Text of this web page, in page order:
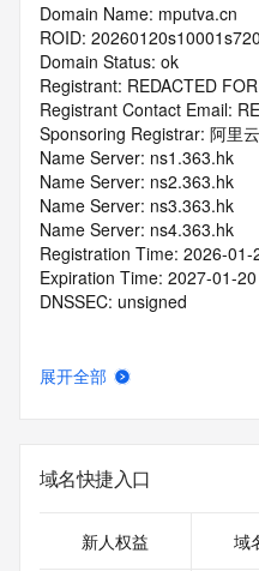
Domain Name: mputva.cn
ROID:
Domain Status: ok
Registrant: REDACTED
Registrant Contact Email:
Sponsoring Registrar: 阿里
Name Server: ns1.363.hk
Name Server: ns2.363.hk
Name Server: ns3.363.hk
Name Server: ns4.363.hk
Registration Time: 2026-01-
Expiration Time: 2027-01-
DNSSEC: unsigned
展开全部
域名快捷入口
新人权益 域